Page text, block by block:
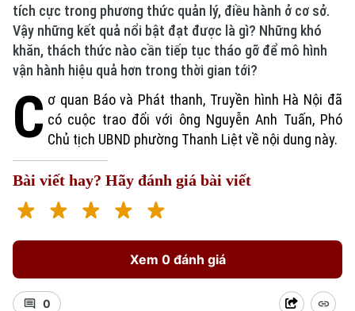
tích cực trong phương thức quản lý, điều hành ở cơ sở.
Vậy những kết quả nổi bật đạt được là gì? Những khó
khăn, thách thức nào cần tiếp tục tháo gỡ để mô hình
vận hành hiệu quả hơn trong thời gian tới?
C ơ quan Báo và Phát thanh, Truyền hình Hà Nội đã
có cuộc trao đổi với ông Nguyễn Anh Tuấn, Phó
Chủ tịch UBND phường Thanh Liệt về nội dung này.
Bài viết hay? Hãy đánh giá bài viết
Xem 0 đánh giá
0